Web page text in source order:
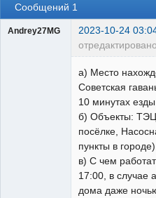
Сообщений 1
Andrey27MG 2023-10-24
а) Место
Советская
10 минутах езды
б) Объекты:
посёлке,
пункты в городе).
в) С чем
17:00, в случае
дома даже